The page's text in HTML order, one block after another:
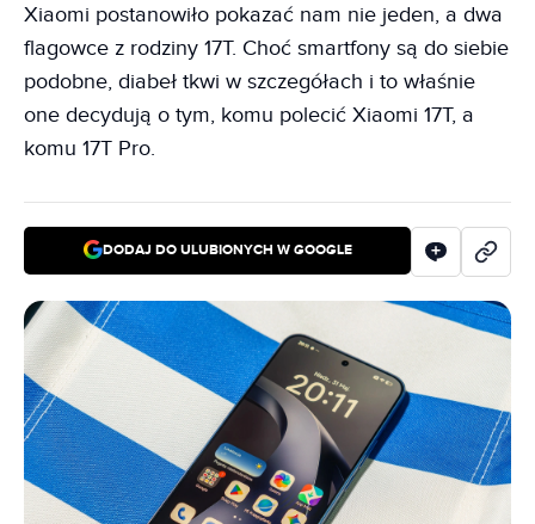
Xiaomi postanowiło pokazać nam nie jeden, a dwa
flagowce z rodziny 17T. Choć smartfony są do siebie
podobne, diabeł tkwi w szczegółach i to właśnie
one decydują o tym, komu polecić Xiaomi 17T, a
komu 17T Pro.
DODAJ DO ULUBIONYCH W GOOGLE